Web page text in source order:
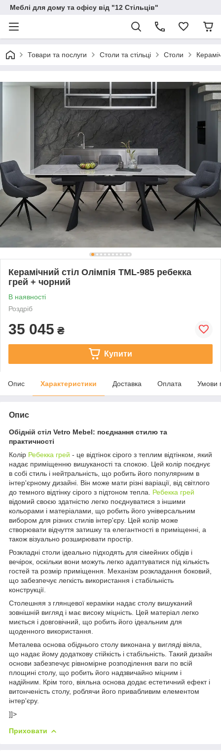
Меблі для дому та офісу від "12 Стільців"
Товари та послуги Столи та стільці Столи
Керамічний стіл Олімпія TML-985 ребекка
грей + чорний
В наявності
Роздріб
35 045 ₴
Купити
Опис Характеристики Доставка Оплата Умови
Опис
Обідній стіл Vetro Mebel: поєднання стилю та
практичності
Колір Ребекка грей - це відтінок сірого з теплим відтінком, який
надає приміщенню вишуканості та спокою. Цей колір поєднує
в собі стиль і нейтральність, що робить його популярним в
інтер'єрному дизайні. Він може мати різні варіації, від світлого
до темного відтінку сірого з підтоном тепла. Ребекка грей
відомий своєю здатністю легко поєднуватися з іншими
кольорами і матеріалами, що робить його універсальним
вибором для різних стилів інтер'єру. Цей колір може
створювати відчуття затишку та елегантності в приміщенні, а
також візуально розширювати простір.
Розкладні столи ідеально підходять для сімейних обідів і
вечірок, оскільки вони можуть легко адаптуватися під кількість
гостей та розмір приміщення. Механізм розкладання боковий,
що забезпечує легкість використання і стабільність
конструкції.
Столешняя з глянцевої кераміки надає столу вишуканий
зовнішній вигляд і має високу міцність. Цей матеріал легко
миється і довговічний, що робить його ідеальним для
щоденного використання.
Металева основа обіднього столу виконана у вигляді віяла,
що надає йому додаткову стійкість і стабільність. Такий дизайн
основи забезпечує рівномірне розподілення ваги по всій
площині столу, що робить його надзвичайно міцним і
надійним. Крім того, віяльна основа додає естетичний ефект і
витонченість столу, роблячи його привабливим елементом
інтер'єру.
]]>
Приховати